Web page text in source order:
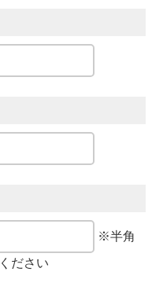
※半角
ださい